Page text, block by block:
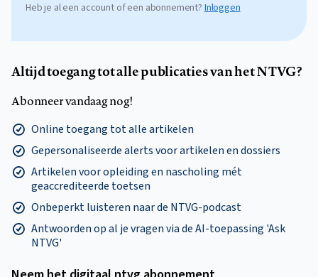
Heb je al een account of een abonnement?Inloggen
Altijd toegang tot alle publicaties van het NTVG?
Abonneer vandaag nog!
Online toegang tot alle artikelen
Gepersonaliseerde alerts voor artikelen en dossiers
Artikelen voor opleiding en nascholing mét
geaccrediteerde toetsen
Onbeperkt luisteren naar de NTVG-podcast
Antwoorden op al je vragen via de AI-toepassing 'Ask
NTVG'